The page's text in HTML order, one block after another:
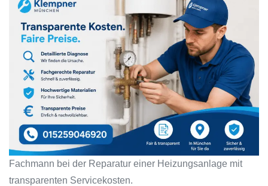
Fachmann bei der Reparatur einer Heizungsanlage mit
transparenten Servicekosten.